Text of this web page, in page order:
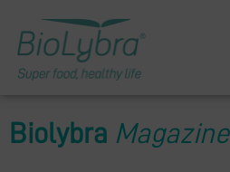
Biolybra Magazine